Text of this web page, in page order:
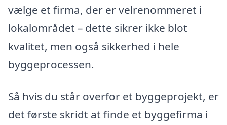
vælge et firma, der er velrenommeret i
lokalområdet – dette sikrer ikke blot
kvalitet, men også sikkerhed i hele
byggeprocessen.
Så hvis du står overfor et byggeprojekt, er
det første skridt at finde et byggefirma i